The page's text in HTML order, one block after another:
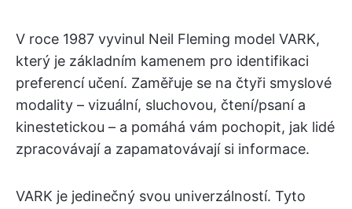
V roce 1987 vyvinul Neil Fleming model VARK,
který je základním kamenem pro identifikaci
preferencí učení. Zaměřuje se na čtyři smyslové
modality – vizuální, sluchovou, čtení/psaní a
kinestetickou – a pomáhá vám pochopit, jak lidé
zpracovávají a zapamatovávají si informace.
VARK je jedinečný svou univerzálností. Tyto